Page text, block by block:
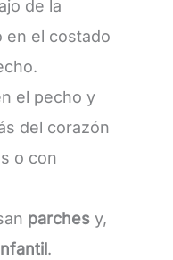
de la
en el costado
el pecho y
del corazón
o con
parchesy,
.